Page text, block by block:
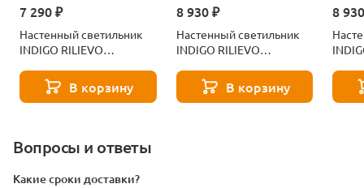
7 290 ₽
Настенный светильник
INDIGO RILIEVO
В корзину
8 930 ₽
Настенный светильник
INDIGO RILIEVO
В корзину
8
Вопросы и ответы
Какие сроки доставки?